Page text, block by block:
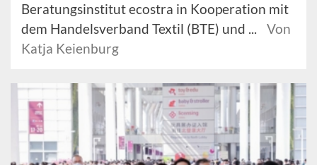
Beratungsinstitut ecostra in Kooperation mit
dem Handelsverband Textil (BTE) und ...
Von
Katja Keienburg